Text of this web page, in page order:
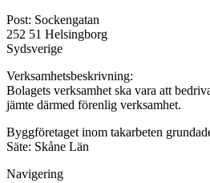
Post: Sockengatan
252 51 Helsingborg
Sydsverige
Verksamhetsbeskrivning:
Bolagets verksamhet ska vara att
jämte därmed förenlig verksamhet.
Byggföretaget inom takarbeten
Säte: Skåne Län
Navigering